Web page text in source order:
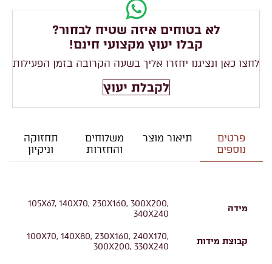
לא בטוחים איזה שטיח לבחור?
קבלו יעוץ מקצועי חינם!
לחצו כאן ונציגנו יחזרו אליך בשעה הקרובה בזמן הפעילות
לקבלת יעוץ
פרטים
נוספים
תיאור מוצר
משלוחים
והחזרות
תחזוקה
וניקיון
מידה
105X67, 140X70, 230X160, 300X200,
340X240
קבוצת מידות
100X70, 140X80, 230X160, 240X170,
300X200, 330X240